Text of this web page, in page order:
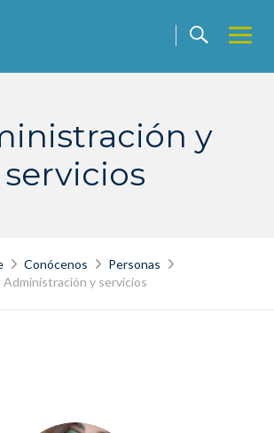
y
servicios
Conócenos
Personas
Administración y servicios